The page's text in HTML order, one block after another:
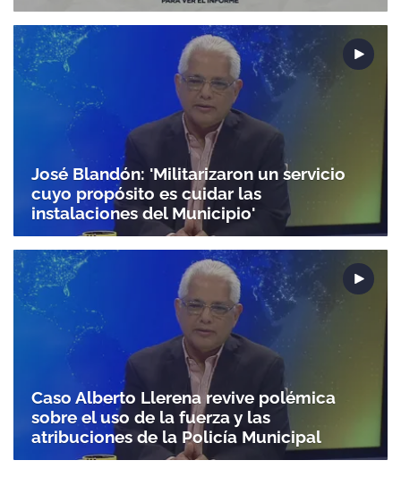
José Blandón: 'Militarizaron un servicio
cuyo propósito es cuidar las
instalaciones del Municipio'
Caso Alberto Llerena revive polémica
sobre el uso de la fuerza y las
atribuciones de la Policía Municipal